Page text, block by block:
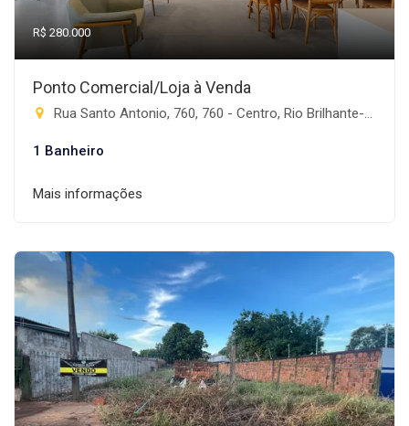
R$ 280.000
Ponto Comercial/Loja à Venda
Rua Santo Antonio, 760, 760 - Centro, Rio Brilhante-MS
1 Banheiro
Mais informações